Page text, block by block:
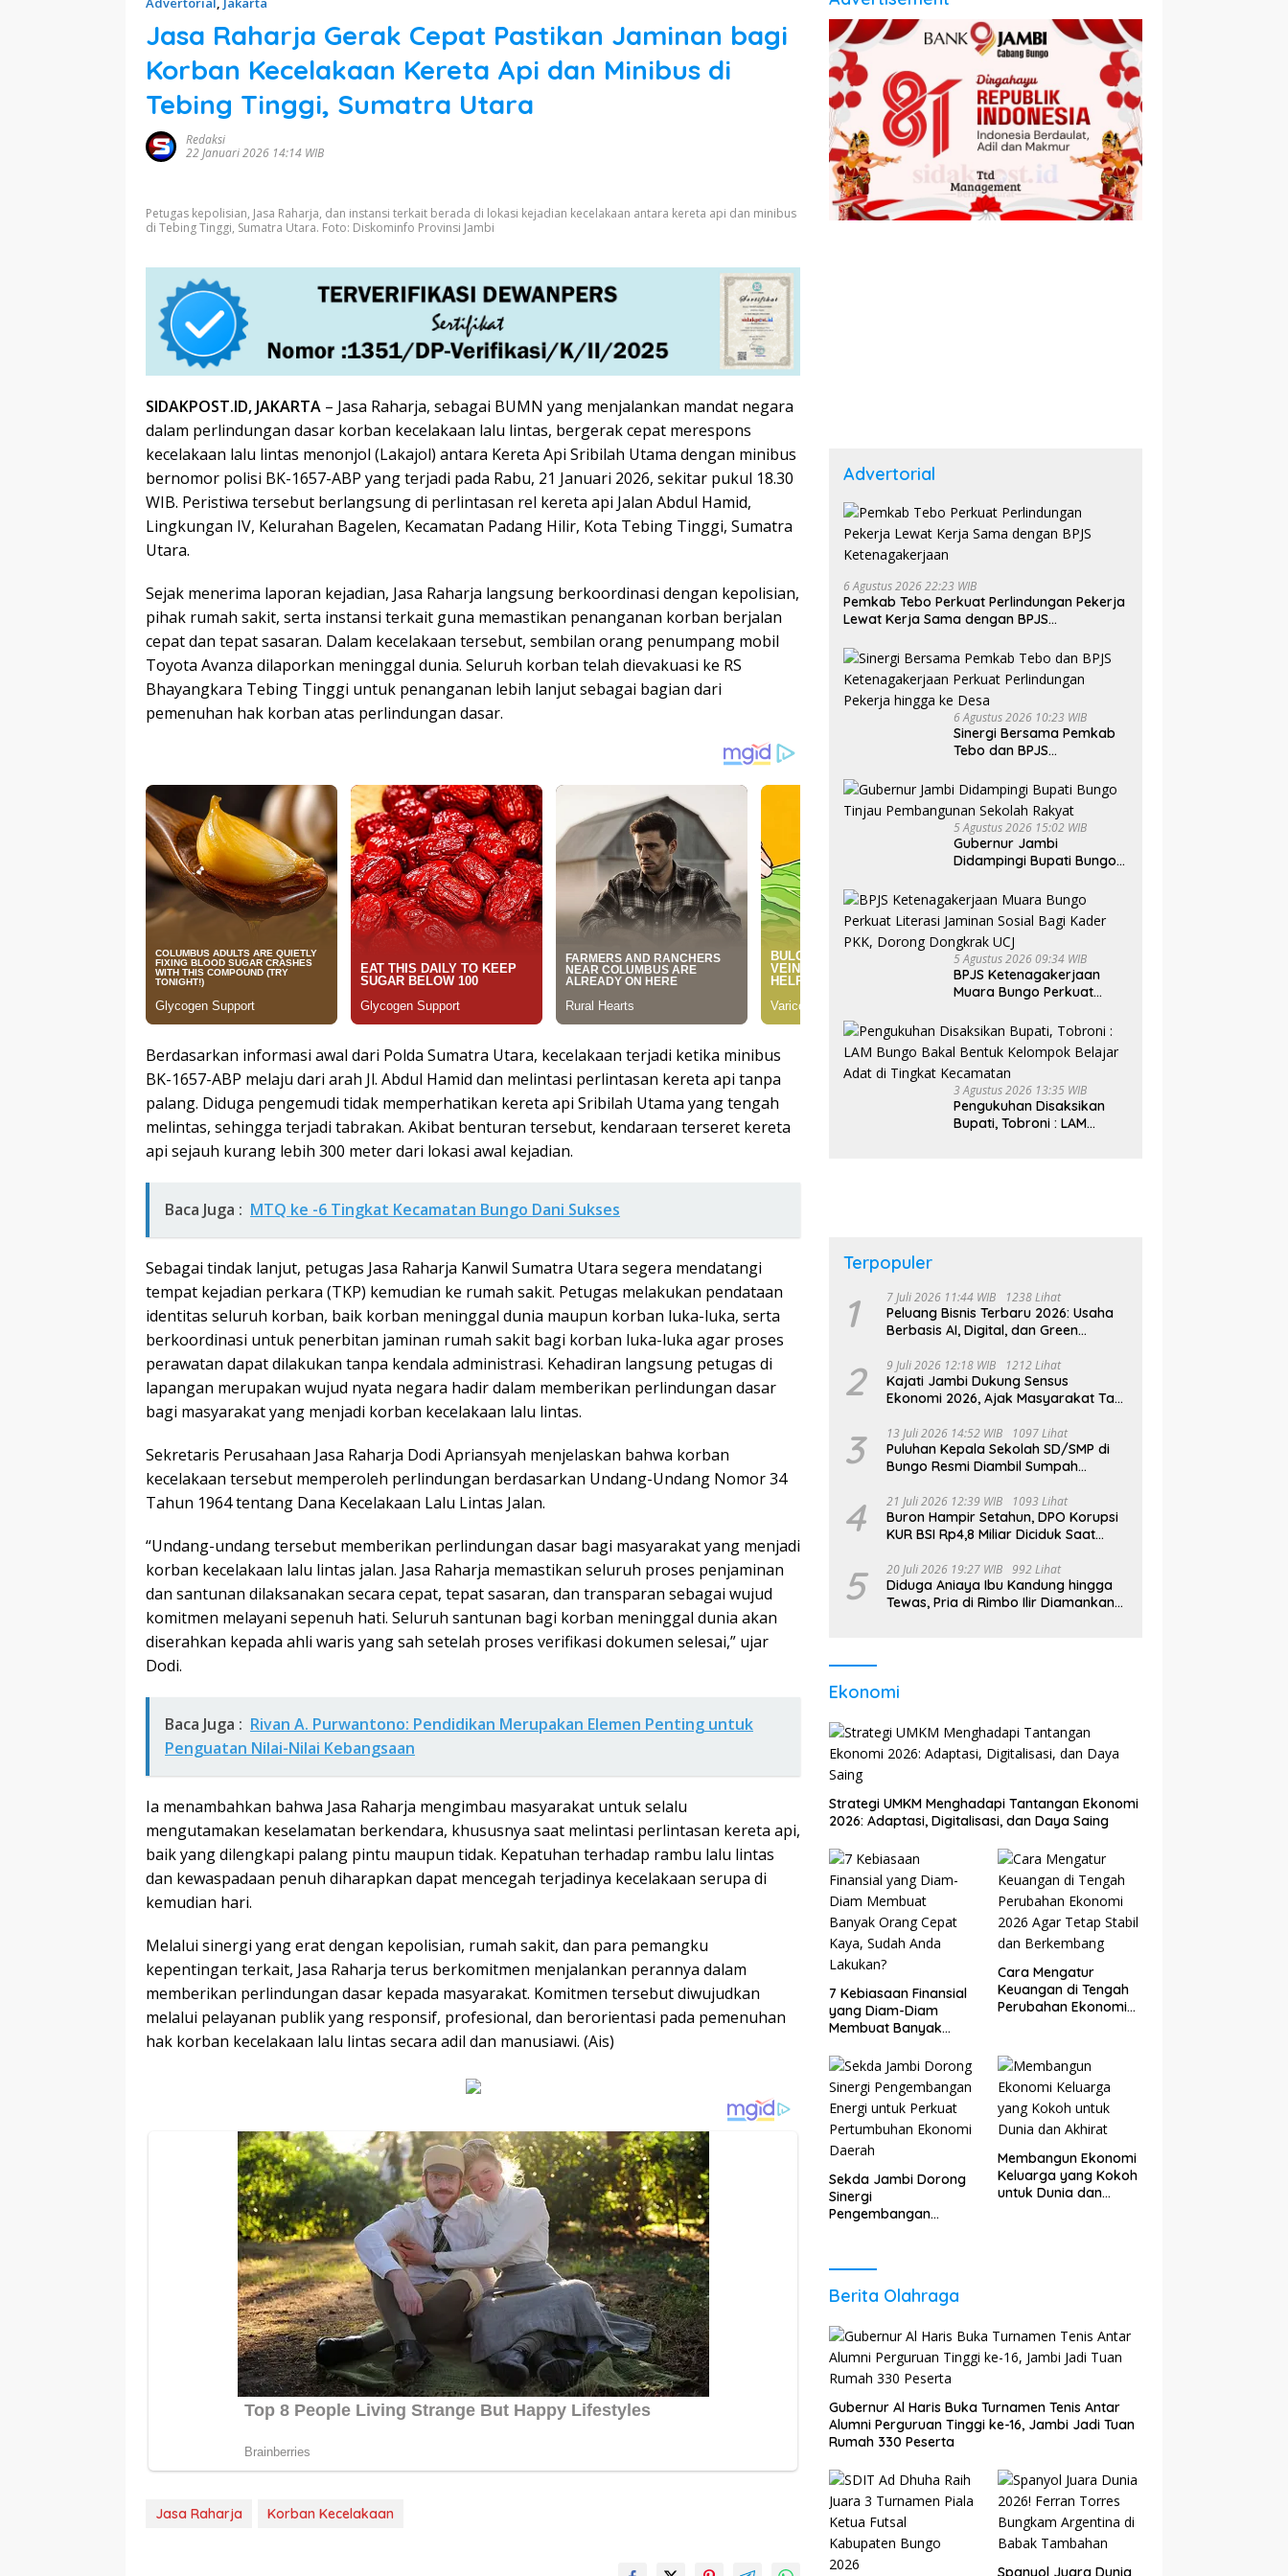
Jasa Raharja Gerak Cepat Pastikan Jaminan bagi
Korban Kecelakaan Kereta Api dan Minibus di
Tebing Tinggi, Sumatra Utara
Redaksi
22 Januari 2026 14:14 WIB
Petugas kepolisian, Jasa Raharja, dan instansi terkait berada di lokasi kejadian kecelakaan antara kereta api dan minibus
di Tebing Tinggi, Sumatra Utara. Foto: Diskominfo Provinsi Jambi
SIDAKPOST.ID, JAKARTA – Jasa Raharja, sebagai BUMN yang menjalankan mandat negara
dalam perlindungan dasar korban kecelakaan lalu lintas, bergerak cepat merespons
kecelakaan lalu lintas menonjol (Lakajol) antara Kereta Api Sribilah Utama dengan minibus
bernomor polisi BK-1657-ABP yang terjadi pada Rabu, 21 Januari 2026, sekitar pukul 18.30
WIB. Peristiwa tersebut berlangsung di perlintasan rel kereta api Jalan Abdul Hamid,
Lingkungan IV, Kelurahan Bagelen, Kecamatan Padang Hilir, Kota Tebing Tinggi, Sumatra
Utara.
Sejak menerima laporan kejadian, Jasa Raharja langsung berkoordinasi dengan kepolisian,
pihak rumah sakit, serta instansi terkait guna memastikan penanganan korban berjalan
cepat dan tepat sasaran. Dalam kecelakaan tersebut, sembilan orang penumpang mobil
Toyota Avanza dilaporkan meninggal dunia. Seluruh korban telah dievakuasi ke RS
Bhayangkara Tebing Tinggi untuk penanganan lebih lanjut sebagai bagian dari
pemenuhan hak korban atas perlindungan dasar.
Berdasarkan informasi awal dari Polda Sumatra Utara, kecelakaan terjadi ketika minibus
BK-1657-ABP melaju dari arah Jl. Abdul Hamid dan melintasi perlintasan kereta api tanpa
palang. Diduga pengemudi tidak memperhatikan kereta api Sribilah Utama yang tengah
melintas, sehingga terjadi tabrakan. Akibat benturan tersebut, kendaraan terseret kereta
api sejauh kurang lebih 300 meter dari lokasi awal kejadian.
Baca Juga : MTQ ke -6 Tingkat Kecamatan Bungo Dani Sukses
Sebagai tindak lanjut, petugas Jasa Raharja Kanwil Sumatra Utara segera mendatangi
tempat kejadian perkara (TKP) kemudian ke rumah sakit. Petugas melakukan pendataan
identitas seluruh korban, baik korban meninggal dunia maupun korban luka-luka, serta
berkoordinasi untuk penerbitan jaminan rumah sakit bagi korban luka-luka agar proses
perawatan dapat dilakukan tanpa kendala administrasi. Kehadiran langsung petugas di
lapangan merupakan wujud nyata negara hadir dalam memberikan perlindungan dasar
bagi masyarakat yang menjadi korban kecelakaan lalu lintas.
Sekretaris Perusahaan Jasa Raharja Dodi Apriansyah menjelaskan bahwa korban
kecelakaan tersebut memperoleh perlindungan berdasarkan Undang-Undang Nomor 34
Tahun 1964 tentang Dana Kecelakaan Lalu Lintas Jalan.
“Undang-undang tersebut memberikan perlindungan dasar bagi masyarakat yang menjadi
korban kecelakaan lalu lintas jalan. Jasa Raharja memastikan seluruh proses penjaminan
dan santunan dilaksanakan secara cepat, tepat sasaran, dan transparan sebagai wujud
komitmen melayani sepenuh hati. Seluruh santunan bagi korban meninggal dunia akan
diserahkan kepada ahli waris yang sah setelah proses verifikasi dokumen selesai,” ujar
Dodi.
Baca Juga : Rivan A. Purwantono: Pendidikan Merupakan Elemen Penting untuk
Penguatan Nilai-Nilai Kebangsaan
Ia menambahkan bahwa Jasa Raharja mengimbau masyarakat untuk selalu
mengutamakan keselamatan berkendara, khususnya saat melintasi perlintasan kereta api,
baik yang dilengkapi palang pintu maupun tidak. Kepatuhan terhadap rambu lalu lintas
dan kewaspadaan penuh diharapkan dapat mencegah terjadinya kecelakaan serupa di
kemudian hari.
Melalui sinergi yang erat dengan kepolisian, rumah sakit, dan para pemangku
kepentingan terkait, Jasa Raharja terus berkomitmen menjalankan perannya dalam
memberikan perlindungan dasar kepada masyarakat. Komitmen tersebut diwujudkan
melalui pelayanan publik yang responsif, profesional, dan berorientasi pada pemenuhan
hak korban kecelakaan lalu lintas secara adil dan manusiawi. (Ais)
Jasa Raharja Korban Kecelakaan
Advertorial
6 Agustus 2026 22:23 WIB
Pemkab Tebo Perkuat Perlindungan Pekerja
Lewat Kerja Sama dengan BPJS
6 Agustus 2026 10:23 WIB
Sinergi Bersama Pemkab
Tebo dan BPJS
Perlindungan Pekerja
hingga ke Desa
5 Agustus 2026 15:02 WIB
Gubernur Jambi
Didampingi Bupati Bungo
Sekolah Rakyat
5 Agustus 2026 09:34 WIB
BPJS Ketenagakerjaan
Muara Bungo Perkuat
Bagi Kader PKK, Dorong
Dongkrak UCJ
3 Agustus 2026 13:35 WIB
Pengukuhan Disaksikan
Bupati, Tobroni : LAM
Terpopuler
1 7 Juli 2026 11:44 WIB 1238 Lihat
Peluang Bisnis Terbaru 2026: Usaha
Berbasis AI, Digital, dan Green
2 9 Juli 2026 12:18 WIB 1212 Lihat
Kajati Jambi Dukung Sensus
Ekonomi 2026, Ajak Masyarakat Tak
3 13 Juli 2026 14:52 WIB 1097 Lihat
Puluhan Kepala Sekolah SD/SMP di
Bungo Resmi Diambil Sumpah
4 21 Juli 2026 12:39 WIB 1093 Lihat
Buron Hampir Setahun, DPO Korupsi
KUR BSI Rp4,8 Miliar Diciduk Saat
5 20 Juli 2026 19:27 WIB 992 Lihat
Diduga Aniaya Ibu Kandung hingga
Tewas, Pria di Rimbo Ilir Diamankan
Ekonomi
Strategi UMKM Menghadapi Tantangan Ekonomi
2026: Adaptasi, Digitalisasi, dan Daya Saing
7 Kebiasaan Finansial
yang Diam-Diam
Membuat Banyak
Sudah Anda Lakukan?
Cara Mengatur
Keuangan di Tengah
Perubahan Ekonomi
Berkembang
Sekda Jambi Dorong
Sinergi
Pengembangan
Ekonomi Daerah
Membangun Ekonomi
Keluarga yang Kokoh
untuk Dunia dan
Berita Olahraga
Gubernur Al Haris Buka Turnamen Tenis Antar
Alumni Perguruan Tinggi ke-16, Jambi Jadi Tuan
Rumah 330 Peserta
Spanyol Juara Dunia